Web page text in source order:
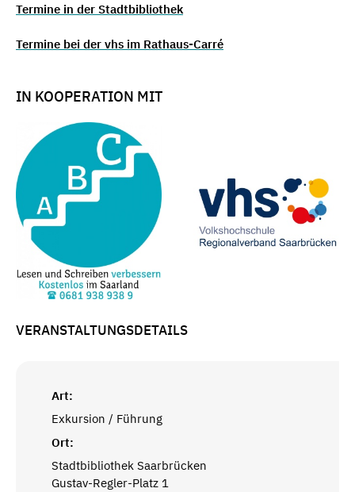
Termine in der Stadtbibliothek
Termine bei der vhs im Rathaus-Carré
IN KOOPERATION MIT
VERANSTALTUNGSDETAILS
Art:
Exkursion / Führung
Ort:
Stadtbibliothek Saarbrücken
Gustav-Regler-Platz 1